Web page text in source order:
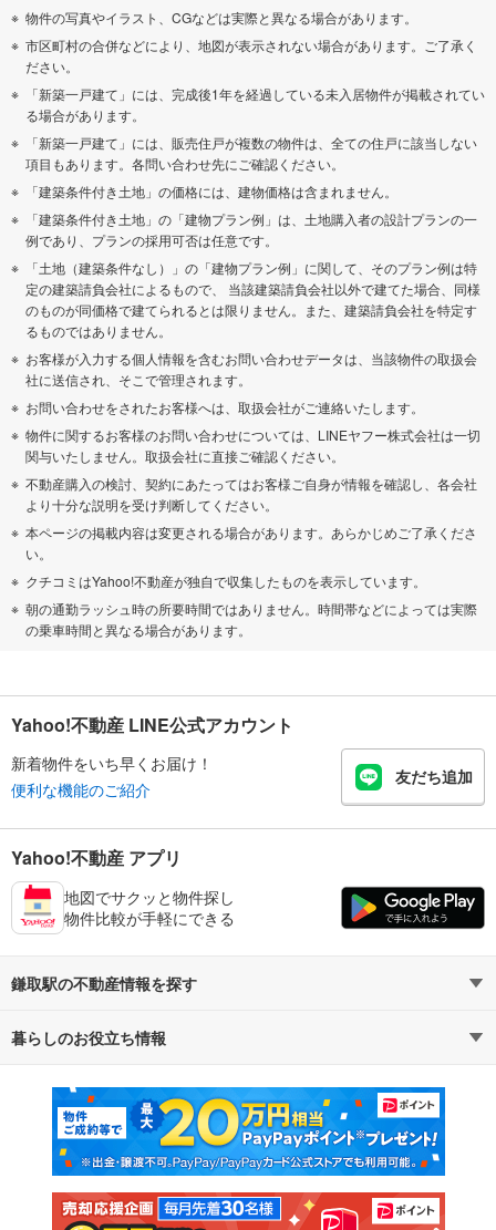
物件の写真やイラスト、CGなどは実際と異なる場合があります。
市区町村の合併などにより、地図が表示されない場合があります。ご了承く
ださい。
「新築一戸建て」には、完成後1年を経過している未入居物件が掲載されてい
る場合があります。
「新築一戸建て」には、販売住戸が複数の物件は、全ての住戸に該当しない
項目もあります。各問い合わせ先にご確認ください。
「建築条件付き土地」の価格には、建物価格は含まれません。
「建築条件付き土地」の「建物プラン例」は、土地購入者の設計プランの一
例であり、プランの採用可否は任意です。
「土地（建築条件なし）」の「建物プラン例」に関して、そのプラン例は特
定の建築請負会社によるもので、 当該建築請負会社以外で建てた場合、同様
のものが同価格で建てられるとは限りません。また、建築請負会社を特定す
るものではありません。
お客様が入力する個人情報を含むお問い合わせデータは、当該物件の取扱会
社に送信され、そこで管理されます。
お問い合わせをされたお客様へは、取扱会社がご連絡いたします。
物件に関するお客様のお問い合わせについては、LINEヤフー株式会社は一切
関与いたしません。取扱会社に直接ご確認ください。
不動産購入の検討、契約にあたってはお客様ご自身が情報を確認し、各会社
より十分な説明を受け判断してください。
本ページの掲載内容は変更される場合があります。あらかじめご了承くださ
い。
クチコミはYahoo!不動産が独自で収集したものを表示しています。
朝の通勤ラッシュ時の所要時間ではありません。時間帯などによっては実際
の乗車時間と異なる場合があります。
Yahoo!不動産 LINE公式アカウント
新着物件をいち早くお届け！
便利な機能のご紹介
友だち追加
Yahoo!不動産 アプリ
地図でサクッと物件探し
物件比較が手軽にできる
鎌取駅の不動産情報を探す
不動産・住宅
新築マンション 中古マンション
新築一戸建て 中古一戸建て
注文住宅 土地
暮らしのお役立ち情報
マンションカタログ 教えて！住まいの先生